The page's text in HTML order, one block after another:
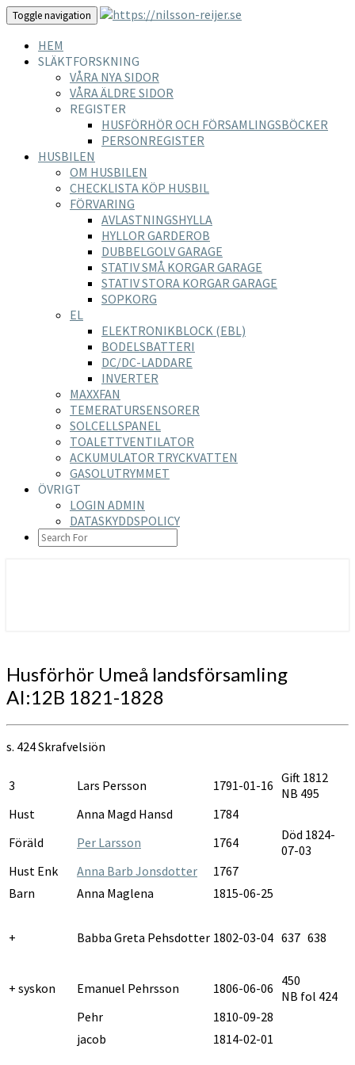
Toggle navigation
HEM
SLÄKTFORSKNING
VÅRA NYA SIDOR
VÅRA ÄLDRE SIDOR
REGISTER
HUSFÖRHÖR OCH FÖRSAMLINGSBÖCKER
PERSONREGISTER
HUSBILEN
OM HUSBILEN
CHECKLISTA KÖP HUSBIL
FÖRVARING
AVLASTNINGSHYLLA
HYLLOR GARDEROB
DUBBELGOLV GARAGE
STATIV SMÅ KORGAR GARAGE
STATIV STORA KORGAR GARAGE
SOPKORG
EL
ELEKTRONIKBLOCK (EBL)
BODELSBATTERI
DC/DC-LADDARE
INVERTER
MAXXFAN
TEMERATURSENSORER
SOLCELLSPANEL
TOALETTVENTILATOR
ACKUMULATOR TRYCKVATTEN
GASOLUTRYMMET
ÖVRIGT
LOGIN ADMIN
DATASKYDDSPOLICY
SEARCH
ICON
Husförhör
Umeå
landsförsamling
1828
Husförhör Umeå landsförsamling
AI:12B 1821-1828
s. 424 Skrafvelsiön
3 Lars Persson 1791-01-16 Gift 1812
NB 495
Hust
Anna Magd Hansd
1784
Föräld
Per Larsson 1764
Död 1824-
07-03
Hust Enk
Anna Barb Jonsdotter
1767
Barn
Anna Maglena 1815-06-25
+ Babba Greta Pehsdotter 1802-03-04 637 638
+ syskon Emanuel Pehrsson 1806-06-06 450
NB fol 424
Pehr
1810-09-28
jacob
1814-02-01